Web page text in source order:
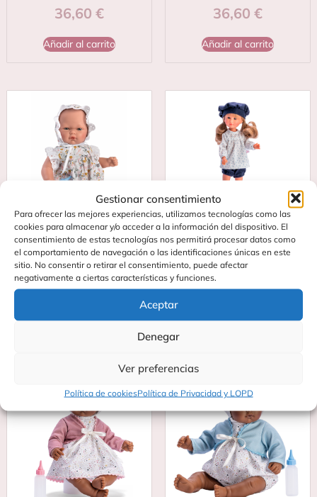
Gestionar consentimiento
Para ofrecer las mejores experiencias, utilizamos tecnologías como las
cookies para almacenar y/o acceder a la información del dispositivo. El
consentimiento de estas tecnologías nos permitirá procesar datos como
el comportamiento de navegación o las identificaciones únicas en este
sitio. No consentir o retirar el consentimiento, puede afectar
negativamente a ciertas características y funciones.
Aceptar
Denegar
Ver preferencias
Política de cookiesPolítica de Privacidad y LOPD
36,60 €
Añadir al carrito
36,60 €
Añadir al carrito
OLI RANITA FLORES GRISES Y
ROSAS
36,60€
Añadir al carrito
CELIA CONJUNTO PANTALÓN
AZUL
35,60€
Añadir al carrito